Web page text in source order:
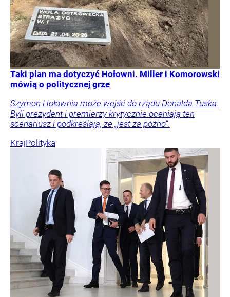
Taki plan ma dotyczyć Hołowni. Miller i Komorowski
mówią o politycznej grze
Szymon Hołownia może wejść do rządu Donalda Tuska.
Byli prezydent i premierzy krytycznie oceniają ten
scenariusz i podkreślają, że „jest za późno”.
KrajPolityka